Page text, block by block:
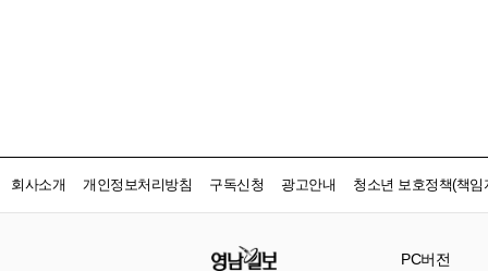
회사소개 개인정보처리방침 구독신청 광고안내 청소년 보호정책(책임
PC버전